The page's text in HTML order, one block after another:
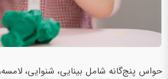
حواس پنج‌گانه شامل بینایی، شنوایی،